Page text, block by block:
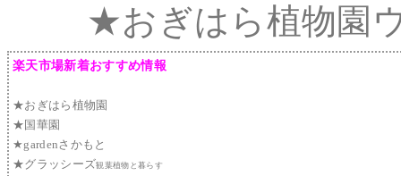
★おぎはら植物園
楽天市場新着おすすめ情報
★おぎはら植物園
★国華園
★gardenさかもと
★グラッシーズ観葉植物と暮らす